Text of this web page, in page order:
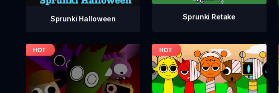
Sprunki Halloween Sprunki Retake